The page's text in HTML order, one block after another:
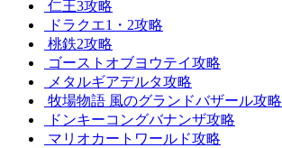
仁王3攻略
ドラクエ1・2攻略
桃鉄2攻略
ゴーストオブヨウテイ攻略
メタルギアデルタ攻略
牧場物語 風のグランドバザール攻略
ドンキーコングバナンザ攻略
マリオカートワールド攻略